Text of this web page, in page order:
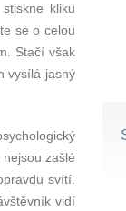
kliku
se o celou
Stačí však
vysílá jasný
zašlé
svítí.
vidí